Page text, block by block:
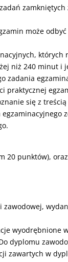
zamkniętych
może odbyć
których
niż 240 minut i
‎‎zadania
praktycznej
się z
‎‎20 punktów), oraz‎
zawodowej,
wyodrębnione
dyplomu
zawartych ‎w